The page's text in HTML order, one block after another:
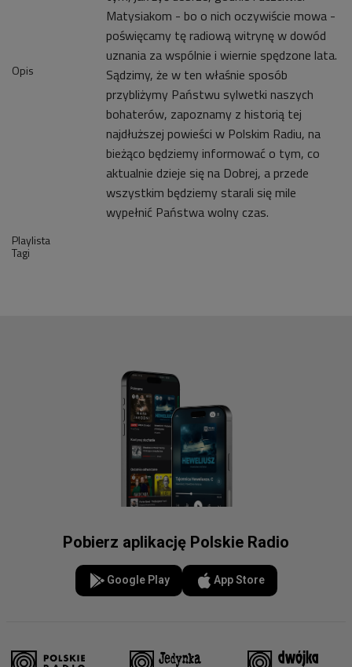
Opis
Matysiakom - bo o nich oczywiście mowa -
poświęcamy tę radiową witrynę w dowód
uznania za wspólnie i wiernie spędzone lata.
Sądzimy, że w ten właśnie sposób
przybliżymy Państwu sylwetki naszych
bohaterów, zapoznamy z historią tej
najdłuższej powieści w Polskim Radiu, na
bieżąco będziemy informować o tym, co
aktualnie dzieje się na Dobrej, a przede
wszystkim będziemy starali się mile
wypełnić Państwa wolny czas.
Playlista
Tagi
Pobierz aplikację Polskie Radio
Google Play App Store